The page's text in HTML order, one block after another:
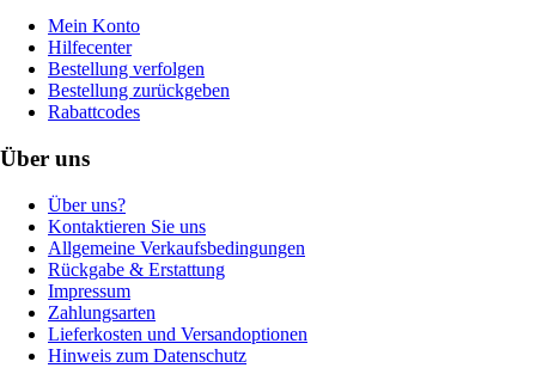
Mein Konto
Hilfecenter
Bestellung verfolgen
Bestellung zurückgeben
Rabattcodes
Über uns
Über uns?
Kontaktieren Sie uns
Allgemeine Verkaufsbedingungen
Rückgabe & Erstattung
Impressum
Zahlungsarten
Lieferkosten und Versandoptionen
Hinweis zum Datenschutz